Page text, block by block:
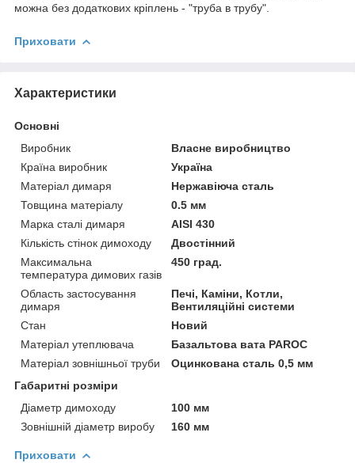
можна без додаткових кріплень - "труба в трубу".
Приховати
Характеристики
Основні
Виробник
Власне виробництво
Країна виробник
Україна
Матеріал димаря
Нержавіюча сталь
Товщина матеріалу
0.5 мм
Марка сталі димаря
AISI 430
Кількість стінок димоходу
Двостінний
Максимальна
температура димових газів
450 град.
Область застосування
димаря
Печі, Каміни, Котли,
Вентиляційні системи
Стан
Новий
Матеріал утеплювача
Базальтова вата PAROC
Матеріал зовнішньої труби
Оцинкована сталь 0,5 мм
Габаритні розміри
Діаметр димоходу
100 мм
Зовнішній діаметр виробу
160 мм
Приховати